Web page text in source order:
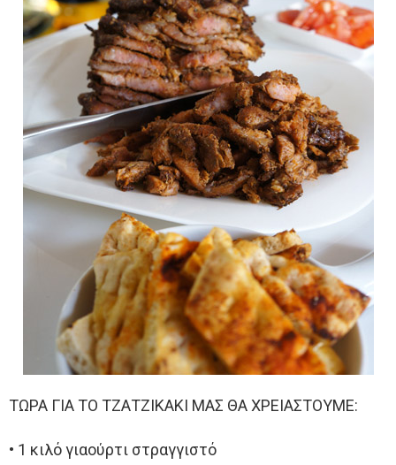
ΤΩΡΑ ΓΙΑ ΤΟ ΤΖΑΤΖΙΚΑΚΙ ΜΑΣ ΘΑ ΧΡΕΙΑΣΤΟΥΜΕ:
• 1 κιλό γιαούρτι στραγγιστό